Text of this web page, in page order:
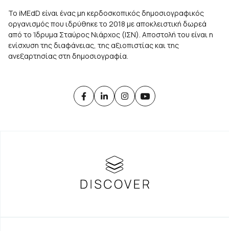
Το iMEdD είναι ένας μη κερδοσκοπικός δημοσιογραφικός
οργανισμός που ιδρύθηκε το 2018 με αποκλειστική δωρεά
από το Ίδρυμα Σταύρος Νιάρχος (ΙΣΝ). Αποστολή του είναι η
ενίσχυση της διαφάνειας, της αξιοπιστίας και της
ανεξαρτησίας στη δημοσιογραφία.